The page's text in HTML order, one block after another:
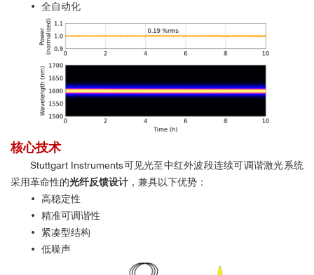
• 全自动化
核心技术
Stuttgart Instruments可见光至中红外波段连续可调谐激光系统
采用革命性的光纤反馈设计 ，兼具以下优势：
• 高稳定性
• 精准可调谐性
• 紧凑型结构
• 低噪声